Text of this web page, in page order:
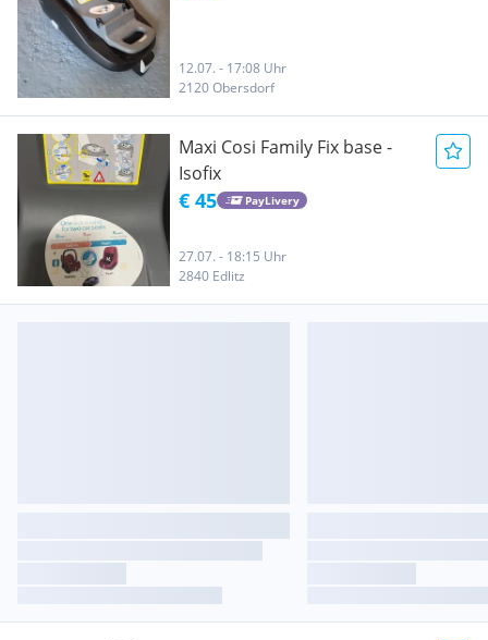
12.07. - 17:08 Uhr
2120 Obersdorf
Maxi Cosi Family Fix base -
Isofix
€ 45 PayLivery
27.07. - 18:15 Uhr
2840 Edlitz